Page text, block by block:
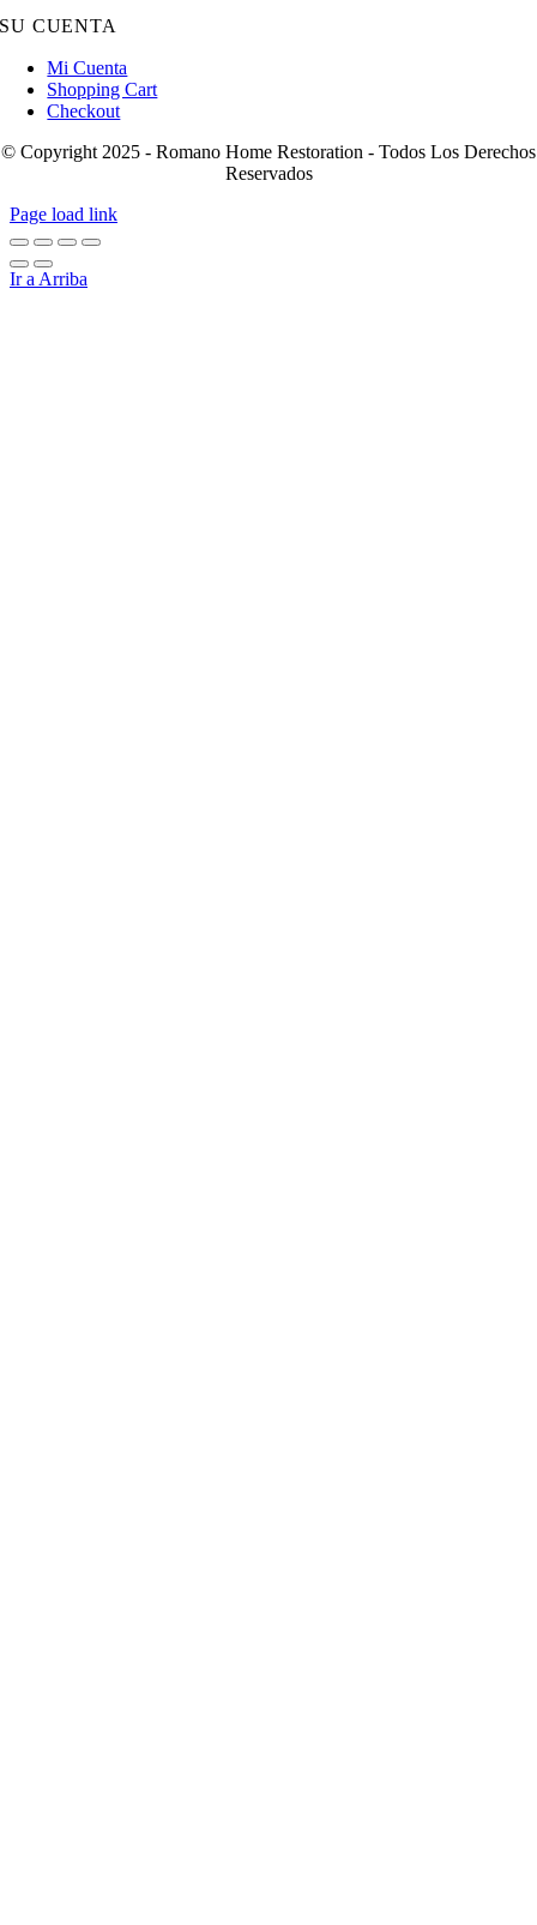
SU CUENTA
Mi Cuenta
Shopping Cart
Checkout
© Copyright 2025 - Romano Home Restoration - Todos Los Derechos
Reservados
Page load link
Ir a Arriba